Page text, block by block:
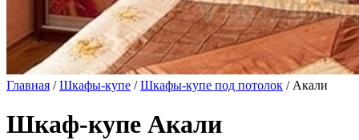
Главная /Шкафы-купе /Шкафы-купе под потолок / Акали
Шкаф-купе Акали